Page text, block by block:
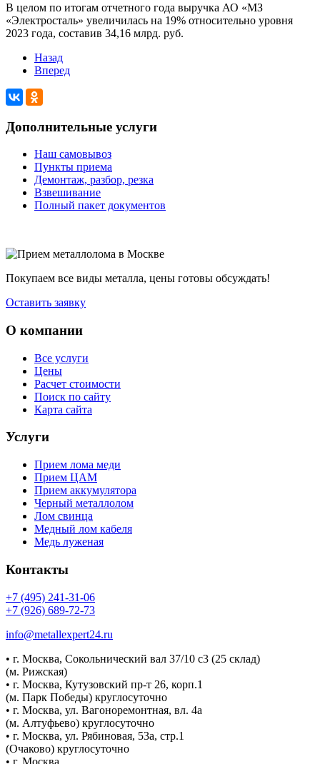
В целом по итогам отчетного года выручка АО «МЗ
«Электросталь» увеличилась на 19% относительно уровня
2023 года, составив 34,16 млрд. руб.
Назад
Вперед
Дополнительные услуги
Наш самовывоз
Пункты приема
Демонтаж, разбор, резка
Взвешивание
Полный пакет документов
Покупаем все виды металла, цены готовы обсуждать!
Оставить заявку
О компании
Все услуги
Цены
Расчет стоимости
Поиск по сайту
Карта сайта
Услуги
Прием лома меди
Прием ЦАМ
Прием аккумулятора
Черный металлолом
Лом свинца
Медный лом кабеля
Медь луженая
Контакты
+7 (495) 241-31-06
+7 (926) 689-72-73
info@metallexpert24.ru
• г. Москва, Сокольнический вал 37/10 с3 (25 склад)
(м. Рижская)
• г. Москва, Кутузовский пр-т 26, корп.1
(м. Парк Победы) круглосуточно
• г. Москва, ул. Вагоноремонтная, вл. 4а
(м. Алтуфьево) круглосуточно
• г. Москва, ул. Рябиновая, 53а, стр.1
(Очаково) круглосуточно
• г. Москва